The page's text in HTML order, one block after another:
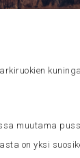
muutama
on yksi